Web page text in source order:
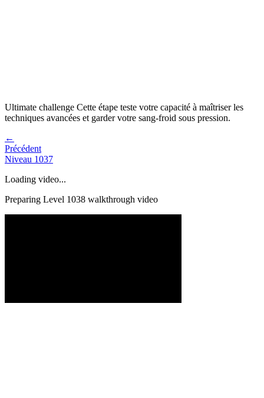
Ultimate challenge Cette étape teste votre capacité à maîtriser les
techniques avancées et garder votre sang-froid sous pression.
←
Précédent
Niveau 1037
Loading video...
Preparing Level 1038 walkthrough video